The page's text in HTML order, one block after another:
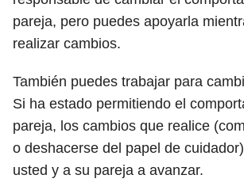
pareja, pero puedes apoyarla
realizar cambios.
También puedes trabajar para
Si ha estado permitiendo el
pareja, los cambios que realice
o deshacerse del papel de
usted y a su pareja a avanzar.